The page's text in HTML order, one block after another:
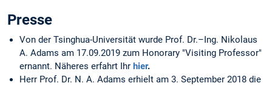
Presse
Von der Tsinghua-Universität wurde Prof. Dr.–Ing. Nikolaus
A. Adams am 17.09.2019 zum Honorary "Visiting Professor"
ernannt. Näheres erfahrt Ihr hier.
Herr Prof. Dr. N. A. Adams erhielt am 3. September 2018 die